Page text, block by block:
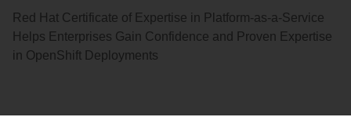
Red Hat Certificate of Expertise in Platform-as-a-Service
Helps Enterprises Gain Confidence and Proven Expertise
in OpenShift Deployments